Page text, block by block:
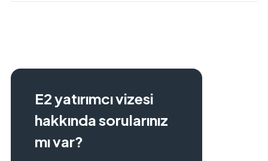
E2 yatırımcı vizesi
hakkında sorularınız
mı var?